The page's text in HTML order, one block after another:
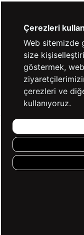
KATEGORİLER
YARDIM
BİZE ULAŞIN
HIZLI ERİŞİM
KVKK ve GİZLİLİK
Çerezleri
Web sitemizde
size
göstermek,
çerezleri ve
kullanıyoruz.